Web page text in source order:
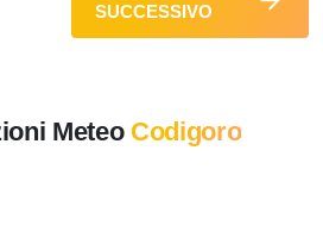
SUCCESSIVO
Meteo Codigoro